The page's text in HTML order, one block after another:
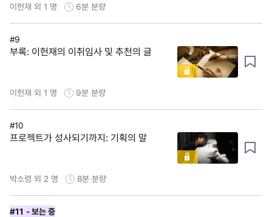
이헌재 외 1 명 6분 분량
#9
부록: 이헌재의 이취임사 및 추천의 글
이헌재 외 1 명 9분 분량
#10
프로젝트가 성사되기까지: 기획의 말
박소령 외 2 명 8분 분량
#11 - 보는 중